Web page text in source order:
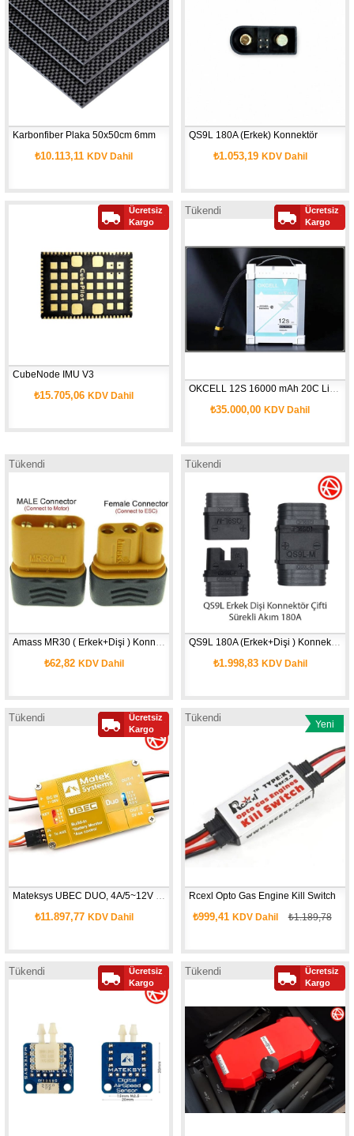
Karbonfiber Plaka 50x50cm 6mm
₺10.113,11KDV Dahil
QS9L 180A (Erkek) Konnektör
₺1.053,19 KDV Dahil
CubeNode IMU V3
₺15.705,06KDV Dahil
Ücretsiz
Kargo
Yeni
Tükendi
OKCELL 12S 16000 mAh 20C Li-Po Batarya
₺35.000,00KDV Dahil
Ücretsiz
Kargo
Tükendi
Amass MR30 ( Erkek+Dişi ) Konnektör
₺62,82 KDV Dahil
Tükendi
QS9L 180A (Erkek+Dişi ) Konnektör Çifti
₺1.998,83 KDV Dahil
Tükendi
Mateksys UBEC DUO, 4A/5~12V & 4A/5V
₺11.897,77 KDV Dahil
Ücretsiz
Kargo
Tükendi
Rcexl Opto Gas Engine Kill Switch
₺999,41 KDV Dahil ₺1.189,78
Yeni
Tükendi
Ücretsiz
Kargo
Tükendi
Ücretsiz
Kargo